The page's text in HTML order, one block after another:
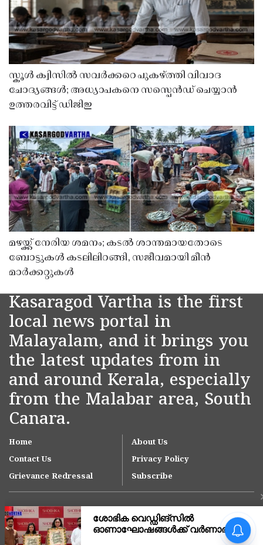
സ്കൂൾ ക്വിസിൽ സവർക്കറെ പുകഴ്ത്തി വിവാദ
ചോദ്യങ്ങൾ; അധ്യാപകനെ സസ്പെൻഡ് ചെയ്യാൻ
ഉത്തരവിട്ട് ഡിജിഇ
മഴയ്ക്ക് നേരിയ ശമനം; കടൽ ശാന്തമായതോടെ
ബോട്ടുകൾ കടലിലിറങ്ങി, സജീവമായി മീൻ
മാർക്കറ്റുകൾ
Kasaragod Vartha is the first
local news portal in
Malayalam, and it brings you
the latest updates from in
and around Kerala, especially
from the Malabar area, South
Canara.
Home
About Us
Contact Us
Privacy Policy
Grievance Redressal
Subscribe